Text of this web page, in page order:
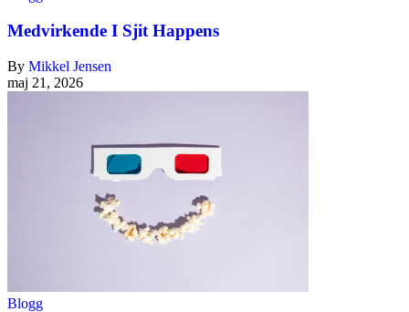
Medvirkende I Sjit Happens
By Mikkel Jensen
maj 21, 2026
Blogg